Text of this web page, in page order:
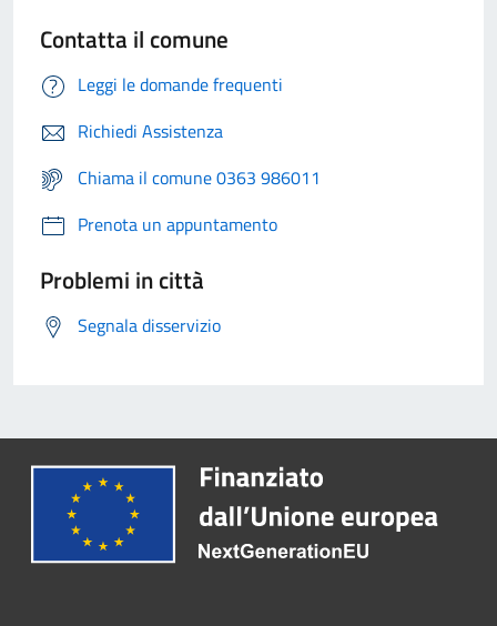
Contatta il comune
Leggi le domande frequenti
Richiedi Assistenza
Chiama il comune 0363 986011
Prenota un appuntamento
Problemi in città
Segnala disservizio